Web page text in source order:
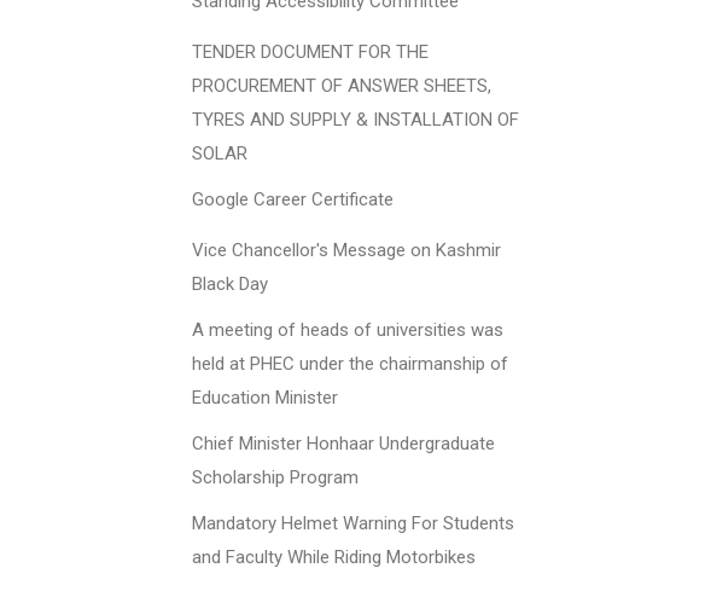
TENDER DOCUMENT FOR THE
PROCUREMENT OF ANSWER SHEETS,
TYRES AND SUPPLY & INSTALLATION OF
SOLAR
Google Career Certificate
Vice Chancellor's Message on Kashmir
Black Day
A meeting of heads of universities was
held at PHEC under the chairmanship of
Education Minister
Chief Minister Honhaar Undergraduate
Scholarship Program
Mandatory Helmet Warning For Students
and Faculty While Riding Motorbikes